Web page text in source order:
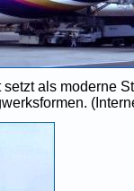
als moderne